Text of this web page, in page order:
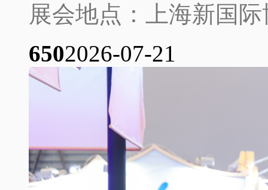
展会地点：上海新国
6502026-07-21